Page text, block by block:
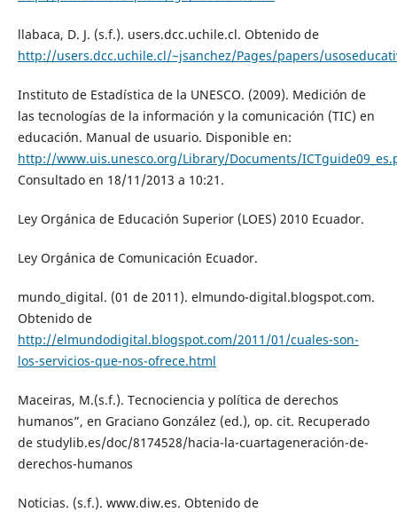
llabaca, D. J. (s.f.). users.dcc.uchile.cl. Obtenido de
http://users.dcc.uchile.cl/~jsanchez/Pages/papers/
Instituto de Estadística de la UNESCO. (2009). Medición de
las tecnologías de la información y la comunicación (TIC) en
educación. Manual de usuario. Disponible en:
http://www.uis.unesco.org/Library/Documents/
Consultado en 18/11/2013 a 10:21.
Ley Orgánica de Educación Superior (LOES) 2010 Ecuador.
Ley Orgánica de Comunicación Ecuador.
mundo_digital. (01 de 2011). elmundo-digital.blogspot.com.
Obtenido de
http://elmundodigital.blogspot.com/2011/01/cuales-son-
los-servicios-que-nos-ofrece.html
Maceiras, M.(s.f.). Tecnociencia y política de derechos
humanos”, en Graciano González (ed.), op. cit. Recuperado
de studylib.es/doc/8174528/hacia-la-cuartageneración-de-
derechos-humanos
Noticias. (s.f.). www.diw.es. Obtenido de